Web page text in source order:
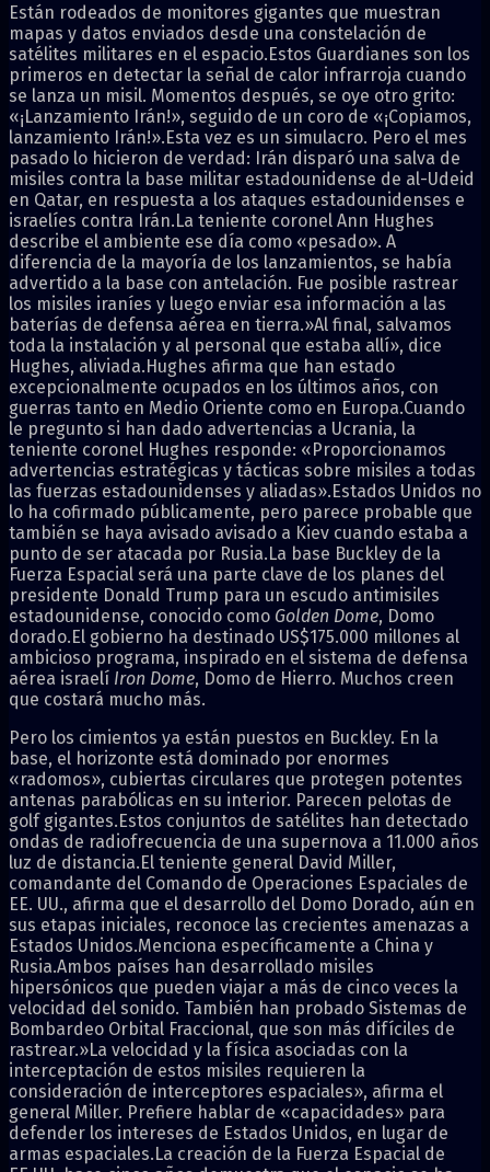
Están rodeados de monitores gigantes que muestran
mapas y datos enviados desde una constelación de
satélites militares en el espacio.Estos Guardianes son los
primeros en detectar la señal de calor infrarroja cuando
se lanza un misil. Momentos después, se oye otro grito:
«¡Lanzamiento Irán!», seguido de un coro de «¡Copiamos,
lanzamiento Irán!».Esta vez es un simulacro. Pero el mes
pasado lo hicieron de verdad: Irán disparó una salva de
misiles contra la base militar estadounidense de al-Udeid
en Qatar, en respuesta a los ataques estadounidenses e
israelíes contra Irán.La teniente coronel Ann Hughes
describe el ambiente ese día como «pesado». A
diferencia de la mayoría de los lanzamientos, se había
advertido a la base con antelación. Fue posible rastrear
los misiles iraníes y luego enviar esa información a las
baterías de defensa aérea en tierra.»Al final, salvamos
toda la instalación y al personal que estaba allí», dice
Hughes, aliviada.Hughes afirma que han estado
excepcionalmente ocupados en los últimos años, con
guerras tanto en Medio Oriente como en Europa.Cuando
le pregunto si han dado advertencias a Ucrania, la
teniente coronel Hughes responde: «Proporcionamos
advertencias estratégicas y tácticas sobre misiles a todas
las fuerzas estadounidenses y aliadas».Estados Unidos no
lo ha cofirmado públicamente, pero parece probable que
también se haya avisado avisado a Kiev cuando estaba a
punto de ser atacada por Rusia.La base Buckley de la
Fuerza Espacial será una parte clave de los planes del
presidente Donald Trump para un escudo antimisiles
estadounidense, conocido como Golden Dome, Domo
dorado.El gobierno ha destinado US$175.000 millones al
ambicioso programa, inspirado en el sistema de defensa
aérea israelí Iron Dome, Domo de Hierro. Muchos creen
que costará mucho más.
Pero los cimientos ya están puestos en Buckley. En la
base, el horizonte está dominado por enormes
«radomos», cubiertas circulares que protegen potentes
antenas parabólicas en su interior. Parecen pelotas de
golf gigantes.Estos conjuntos de satélites han detectado
ondas de radiofrecuencia de una supernova a 11.000 años
luz de distancia.El teniente general David Miller,
comandante del Comando de Operaciones Espaciales de
EE. UU., afirma que el desarrollo del Domo Dorado, aún en
sus etapas iniciales, reconoce las crecientes amenazas a
Estados Unidos.Menciona específicamente a China y
Rusia.Ambos países han desarrollado misiles
hipersónicos que pueden viajar a más de cinco veces la
velocidad del sonido. También han probado Sistemas de
Bombardeo Orbital Fraccional, que son más difíciles de
rastrear.»La velocidad y la física asociadas con la
interceptación de estos misiles requieren la
consideración de interceptores espaciales», afirma el
general Miller. Prefiere hablar de «capacidades» para
defender los intereses de Estados Unidos, en lugar de
armas espaciales.La creación de la Fuerza Espacial de